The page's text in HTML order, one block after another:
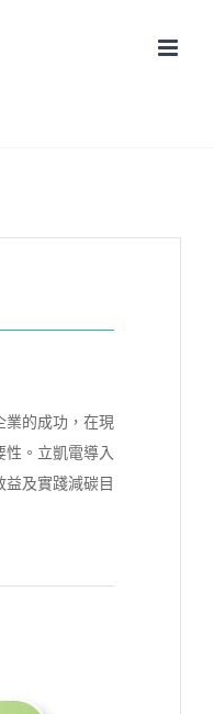
業的成功，在現
。立凱電導入
及實踐減碳目